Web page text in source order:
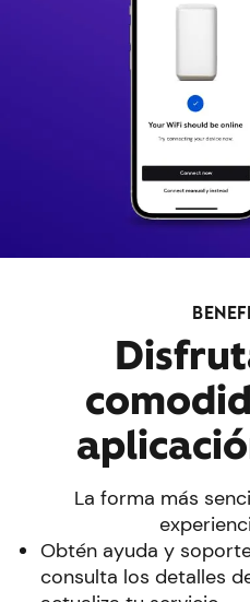
La forma más
Obtén ayuda y
consulta los detalles